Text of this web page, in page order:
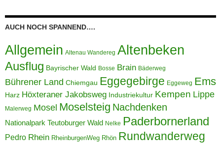
AUCH NOCH SPANNEND….
Allgemein Altenau Wandereg Altenbeken
Ausflug Bayrischer Wald Bosse Brain Bäderweg
Bührener Land Chiemgau Eggegebirge Eggeweg Ems
Harz Höxteraner Jakobsweg Industriekultur Kempen Lippe
Malerweg Mosel Moselsteig Nachdenken
Nationalpark Teutoburger Wald Nelke Paderbornerland
Pedro Rhein RheinburgenWeg Rhön Rundwanderweg